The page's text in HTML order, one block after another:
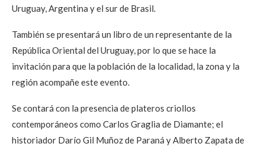
Uruguay, Argentina y el sur de Brasil.
También se presentará un libro de un representante de la
República Oriental del Uruguay, por lo que se hace la
invitación para que la población de la localidad, la zona y la
región acompañe este evento.
Se contará con la presencia de plateros criollos
contemporáneos como Carlos Graglia de Diamante; el
historiador Darío Gil Muñoz de Paraná y Alberto Zapata de